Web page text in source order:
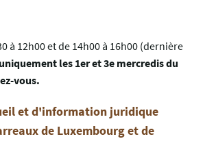
à 12h00 et de 14h00 à 16h00 (dernière
uniquement les 1er et 3e mercredis du
vous.
et d'information juridique
de Luxembourg et de